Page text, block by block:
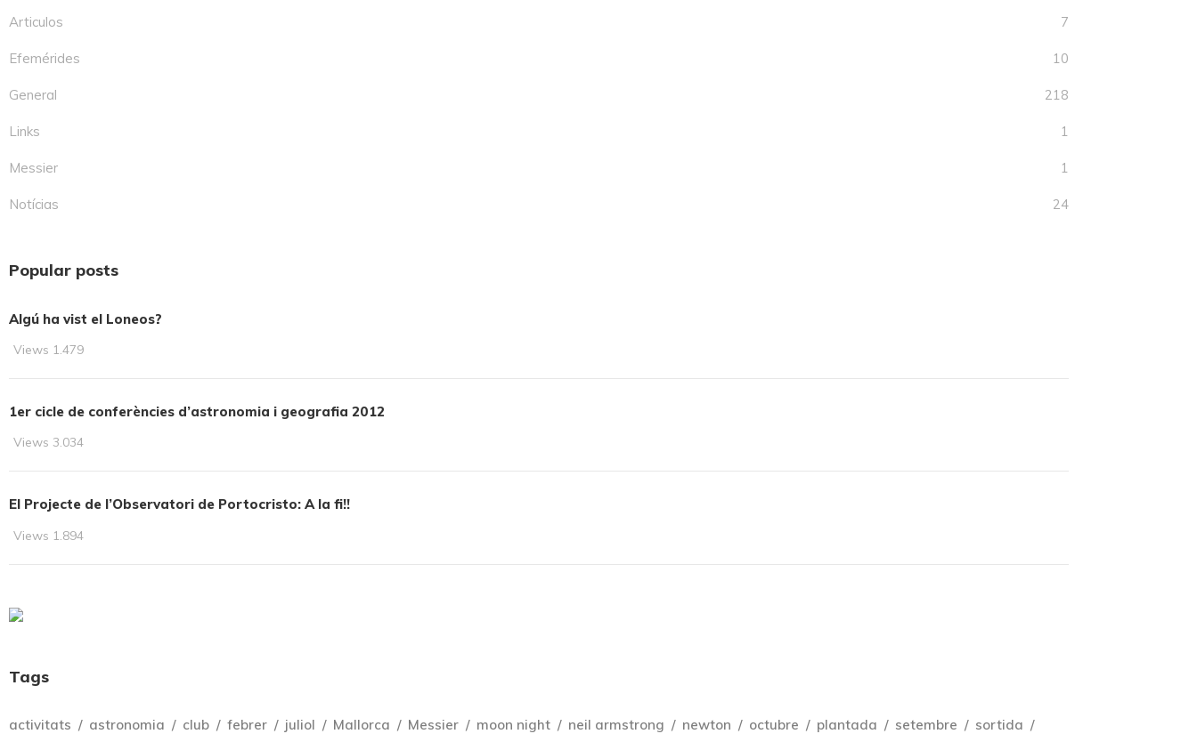
Articulos 7
Efemérides 10
General 218
Links 1
Messier 1
Notícias 24
Popular posts
Algú ha vist el Loneos?
Views 1.479
1er cicle de conferències d’astronomia i geografia 2012
Views 3.034
El Projecte de l’Observatori de Portocristo: A la fi!!
Views 1.894
Tags
activitats astronomia club febrer juliol Mallorca Messier moon night neil armstrong newton octubre plantada setembre
sortida